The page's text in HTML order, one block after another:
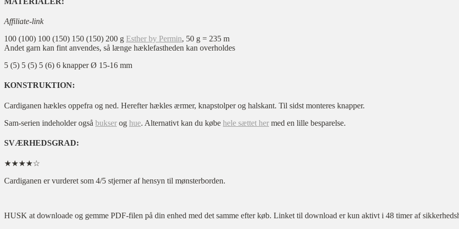
Affiliate-link
100 (100) 100 (150) 150 (150) 200 g Esther by Permin, 50 g = 235 m
Andet garn kan fint anvendes, så længe hæklefastheden kan overholdes
5 (5) 5 (5) 5 (6) 6 knapper Ø 15-16 mm
KONSTRUKTION:
Cardiganen hækles oppefra og ned. Herefter hækles ærmer, knapstolper og halskant. Til sidst monteres knapper.
Sam-serien indeholder også bukser og hue. Alternativt kan du købe hele sættet her med en lille besparelse.
SVÆRHEDSGRAD:
★★★★☆
Cardiganen er vurderet som 4/5 stjerner af hensyn til mønsterborden.
HUSK at downloade og gemme PDF-filen på din enhed med det samme efter køb. Linket til download er kun aktivt i 48 timer af